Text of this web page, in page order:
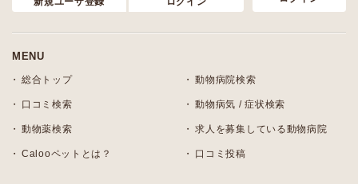
MENU
総合トップ 動物病院検索
口コミ検索 動物病気 / 症状検索
動物薬検索 求人を募集している動物病院
Calooペットとは？ 口コミ投稿